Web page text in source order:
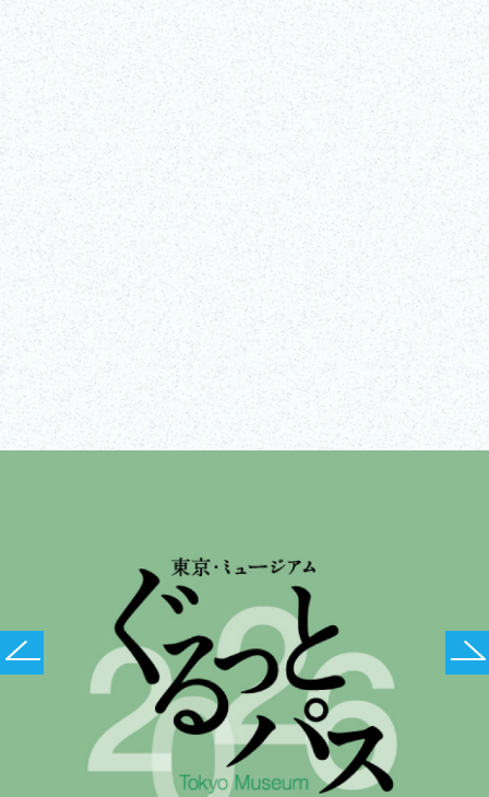
‎©東京都江戸東京博物館
詳しくはこちら
一覧をみる